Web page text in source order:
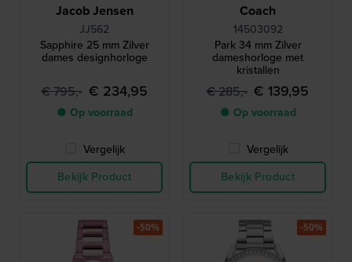
Jacob Jensen
JJ562
Sapphire 25 mm Zilver
dames designhorloge
€ 795,- € 234,95
● Op voorraad
Vergelijk
Bekijk Product
Coach
14503092
Park 34 mm Zilver
dameshorloge met
kristallen
€ 285,- € 139,95
● Op voorraad
Vergelijk
Bekijk Product
-50% -50%